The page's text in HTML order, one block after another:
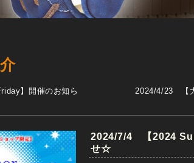
2024/4/23 【
】開催のお知ら
2024/7/4 【2024
せ☆